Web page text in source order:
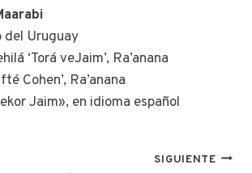
del Uruguay
‘Torá veJaim’, Ra’anana
Cohen’, Ra’anana
Jaim», en idioma español
SIGUIENTE